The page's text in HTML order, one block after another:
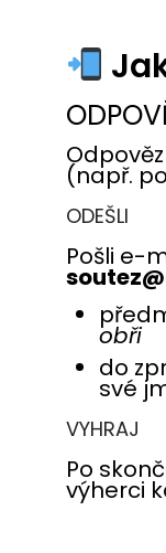
(např.
ODEŠLI
Pošli e-
obři
do
své
VYHRAJ
Po
výherci